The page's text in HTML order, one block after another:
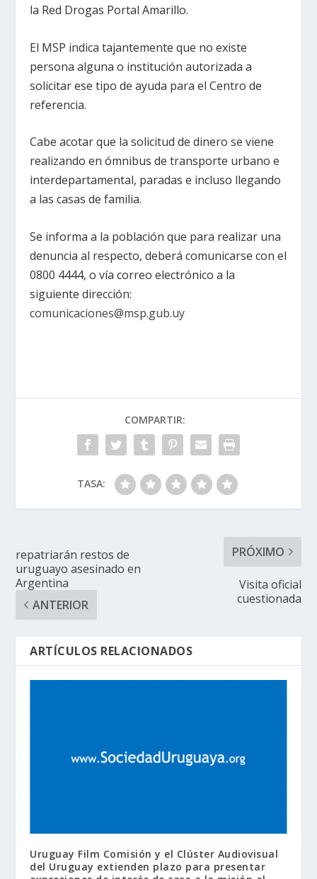
la Red Drogas Portal Amarillo.
El MSP indica tajantemente que no existe
persona alguna o institución autorizada a
solicitar ese tipo de ayuda para el Centro de
referencia.
Cabe acotar que la solicitud de dinero se viene
realizando en ómnibus de transporte urbano e
interdepartamental, paradas e incluso llegando
a las casas de familia.
Se informa a la población que para realizar una
denuncia al respecto, deberá comunicarse con el
0800 4444, o vía correo electrónico a la
siguiente dirección:
comunicaciones@msp.gub.uy
COMPARTIR:
TASA:
repatriarán restos de
uruguayo asesinado en
Argentina
ANTERIOR
PRÓXIMO
Visita oficial
cuestionada
ARTÍCULOS RELACIONADOS
Uruguay Film Comisión y el Clúster Audiovisual
del Uruguay extienden plazo para presentar